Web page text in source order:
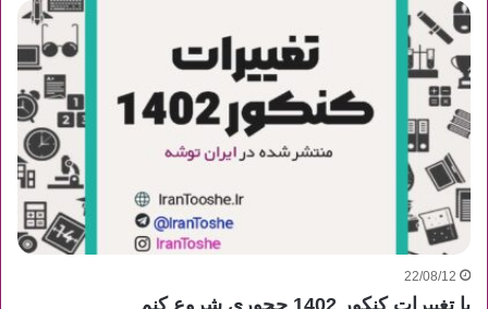
22/08/12